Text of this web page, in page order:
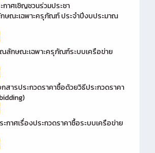
กาศเชิญชวนร่วมประชา
ณะเฉพาะครุภัณฑ์ ประจำปีงบประมาณ
ลักษณะเฉพาะครุภัณฑ์ระบบเครือข่าย
สารประกวดราคาซื้อด้วยวิธีประกวดราคา
กาศเรื่องประกวดราคาซื้อระบบเครือข่าย